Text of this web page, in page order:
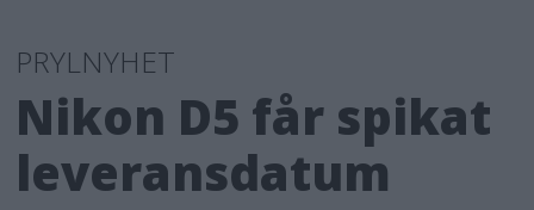
PRYLNYHET
Nikon D5 får spikat
leveransdatum